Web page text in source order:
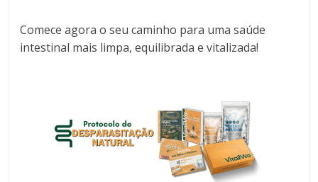
Comece agora o seu caminho para uma saúde
intestinal mais limpa, equilibrada e vitalizada!